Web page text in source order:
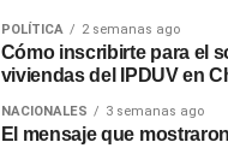
POLÍTICA 2 semanas ago
Cómo inscribirte para el
viviendas del IPDUV en
NACIONALES 3 semanas ago
El mensaje que